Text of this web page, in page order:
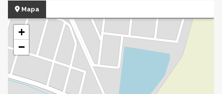
Mapa
+
−